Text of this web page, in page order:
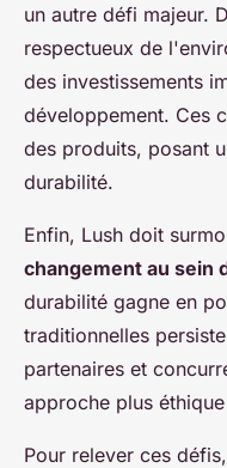
un autre défi majeur.
respectueux de
des investissements
développement. Ces
des produits, posant
durabilité.
Enfin, Lush doit
changement au sein
durabilité gagne en
traditionnelles
partenaires et
approche plus
Pour relever ces